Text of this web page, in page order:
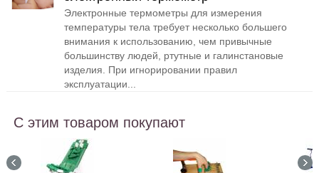
Электронные термометры для измерения
температуры тела требует несколько большего
внимания к использованию, чем привычные
большинству людей, ртутные и галинстановые
изделия. При игнорировании правил
эксплуатации...
С этим товаром покупают